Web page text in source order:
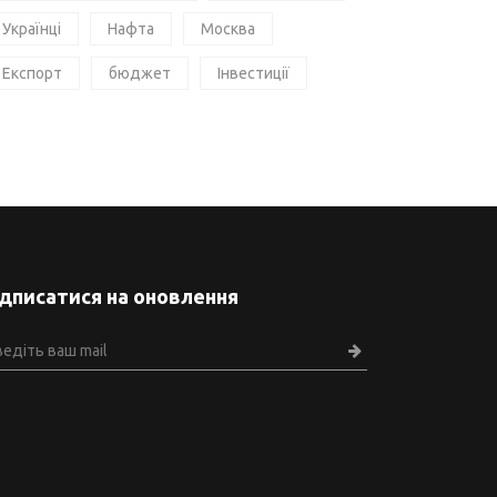
Українці Нафта Москва
Експорт бюджет Інвестиції
на оновлення